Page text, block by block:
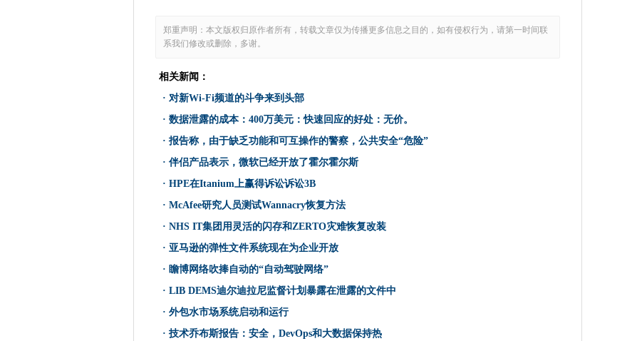
HPE在Itanium上赢得诉讼诉讼3B
Chelsea和Westminster NHS Trust部署护士LED的移动生命体征App
McAfee研究人员测试Wannacry恢复方法
区块链“智能合同”可能会花费百万的投资者
GDS需要更清晰的角色，预计会说nao
一次性机器人可以冲刺，飞行和潜在的拯救生命
NHS IT集团用灵活的闪存和ZERTO灾难恢复改装
Facebook希望与新的翻译工具打破语言障碍
NCSC说，英国可能面临国家网络紧急情况
在首席执行官Fadell Leavel之后，谷歌的巢可能成为一种不同的IOT公司
Pivot3推出了NVME闪光灯和QoS的Acuity Hyper-Groud
HPE希望以光速移动计算机之间的数据
瞻博网络吹捧自动的“自动驾驶网络”
郑重声明：本文版权归原作者所有，转载文章仅为传播更多信息之目的，如有侵权行为，请第一时间联
系我们修改或删除，多谢。
相关新闻：
· 对新Wi-Fi频道的斗争来到头部
· 数据泄露的成本：400万美元：快速回应的好处：无价。
· 报告称，由于缺乏功能和可互操作的警察，公共安全“危险”
· 伴侣产品表示，微软已经开放了霍尔霍尔斯
· HPE在Itanium上赢得诉讼诉讼3B
· McAfee研究人员测试Wannacry恢复方法
· NHS IT集团用灵活的闪存和ZERTO灾难恢复改装
· 亚马逊的弹性文件系统现在为企业开放
· 瞻博网络吹捧自动的“自动驾驶网络”
· LIB DEMS迪尔迪拉尼监督计划暴露在泄露的文件中
· 外包水市场系统启动和运行
· 技术乔布斯报告：安全，DevOps和大数据保持热